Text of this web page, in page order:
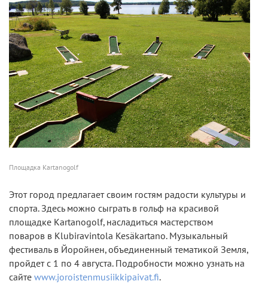
Площадка Kartanogolf
Этот город предлагает своим гостям радости культуры и
спорта. Здесь можно сыграть в гольф на красивой
площадке Kartanogolf, насладиться мастерством
поваров в Klubiravintola Kesäkartano. Музыкальный
фестиваль в Йоройнен, объединенный тематикой Земля,
пройдет с 1 по 4 августа. Подробности можно узнать на
сайте www.joroistenmusiikkipaivat.fi.